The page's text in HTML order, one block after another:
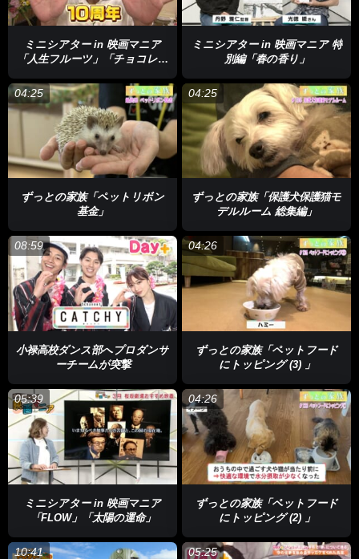
ミニシアター in 映画マニア
「人生フルーツ」「チョコレー
ミニシアター in 映画マニア 特
別編「春の香り」
04:25
ずっとの家族「ペットリボン
基金」
04:25
ずっとの家族「保護犬保護猫モ
デルルーム 総集編」
08:59
小禄高校ダンス部へプロダンサ
ーチームが突撃
04:26
ずっとの家族「ペットフード
にトッピング (3) 」
05:39
ミニシアター in 映画マニア
「FLOW」「太陽の運命」
04:26
ずっとの家族「ペットフード
にトッピング (2) 」
10:41 05:25